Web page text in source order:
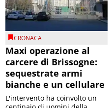
CRONACA
Maxi operazione al
carcere di Brissogne:
sequestrate armi
bianche e un cellulare
L'intervento ha coinvolto un